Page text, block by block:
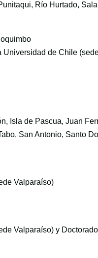
Río Hurtado,
de Chile
Isla de Pascua, Juan
San Antonio, Santo
Valparaíso)
Valparaíso) y